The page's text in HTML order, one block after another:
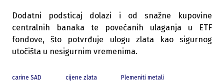
Dodatni podsticaj dolazi i od snažne kupovine
centralnih banaka te povećanih ulaganja u ETF
fondove, što potvrđuje ulogu zlata kao sigurnog
utočišta u nesigurnim vremenima.
carine SAD cijene zlata Plemeniti metali